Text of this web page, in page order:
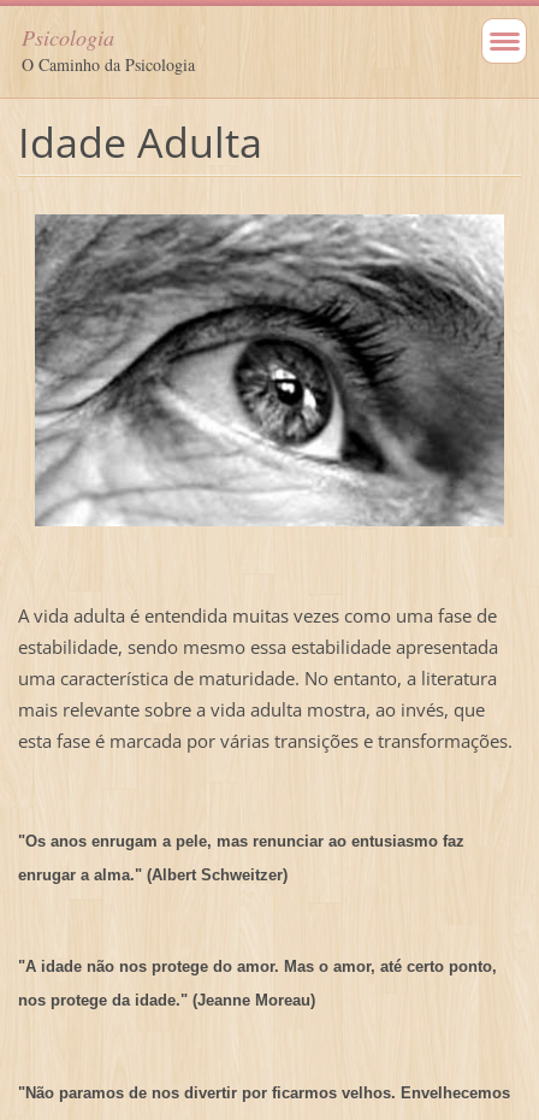
Psicologia
O Caminho da Psicologia
Idade Adulta
A vida adulta é entendida muitas vezes como uma fase de
estabilidade, sendo mesmo essa estabilidade apresentada
uma característica de maturidade. No entanto, a literatura
mais relevante sobre a vida adulta mostra, ao invés, que
esta fase é marcada por várias transições e transformações.
"Os anos enrugam a pele, mas renunciar ao entusiasmo faz
enrugar a alma." (Albert Schweitzer)
"A idade não nos protege do amor. Mas o amor, até certo ponto,
nos protege da idade." (Jeanne Moreau)
"Não paramos de nos divertir por ficarmos velhos. Envelhecemos